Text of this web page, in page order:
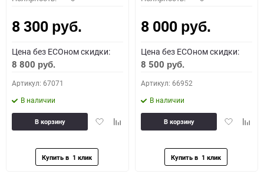
8 300 руб.
Цена без ECOном скидки:
8 800 руб.
Артикул: 67071
В наличии
ДобавитьДобавить
В корзину
8 000 руб.
Цена без ECOном скидки:
8 500 руб.
Артикул: 66952
В наличии
Добавить
В корзину